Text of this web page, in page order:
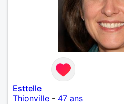
Esttelle
Thionville - 47 ans